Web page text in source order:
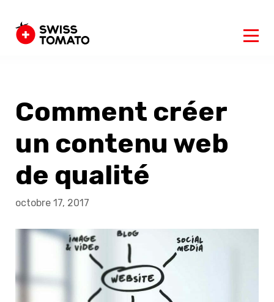
Comment créer
un contenu web
de qualité
octobre 17, 2017